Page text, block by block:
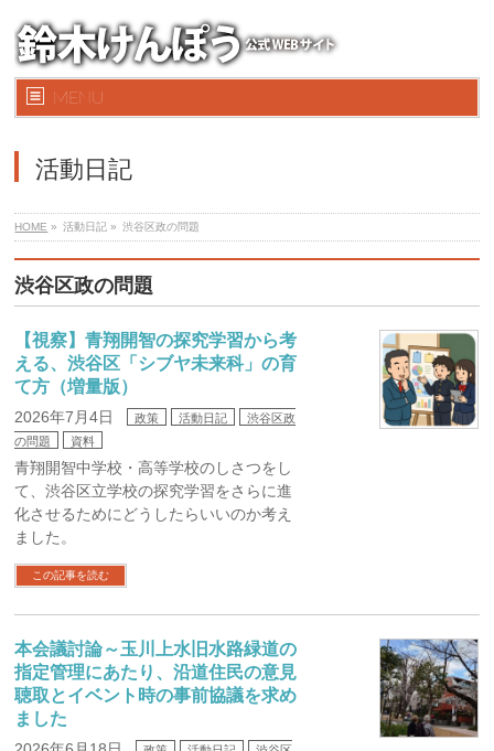
MENU
活動日記
HOME » 活動日記 » 渋谷区政の問題
渋谷区政の問題
【視察】青翔開智の探究学習から考
える、渋谷区「シブヤ未来科」の育
て方（増量版）
2026年7月4日 政策 活動日記
渋谷区政
の問題
資料
青翔開智中学校・高等学校のしさつをし
て、渋谷区立学校の探究学習をさらに進
化させるためにどうしたらいいのか考え
ました。
この記事を読む
本会議討論～玉川上水旧水路緑道の
指定管理にあたり、沿道住民の意見
聴取とイベント時の事前協議を求め
ました